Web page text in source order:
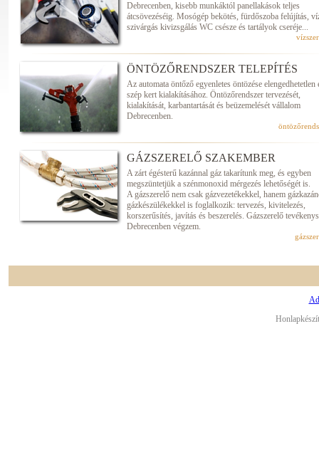
Debrecenben, kisebb munkáktól panellakások teljes
átcsövezéséig. Mosógép bekötés, fürdőszoba felújítás,
szivárgás kivizsgálás WC csésze és tartályok cseréje...
ÖNTÖZŐRENDSZER TELEPÍTÉS
Az automata öntőző egyenletes öntözése elengedhetetlen
szép kert kialakításához. Öntözőrendszer tervezését,
kialakítását, karbantartását és beüzemelését vállalom
Debrecenben.
GÁZSZERELŐ SZAKEMBER
A zárt égésterű kazánnal gáz takarítunk meg, és egyben
megszüntetjük a szénmonoxid mérgezés lehetőségét is.
A gázszerelő nem csak gázvezetékekkel, hanem
gázkészülékekkel is foglalkozik: tervezés, kivitelezés,
korszerűsítés, javítás és beszerelés. Gázszerelő
Debrecenben végzem.